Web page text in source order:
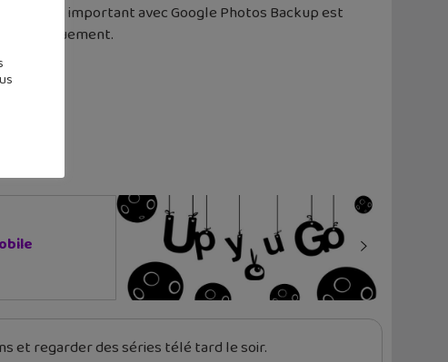
Le plus important avec Google Photos Backup est
et regarder des séries télé tard le soir.